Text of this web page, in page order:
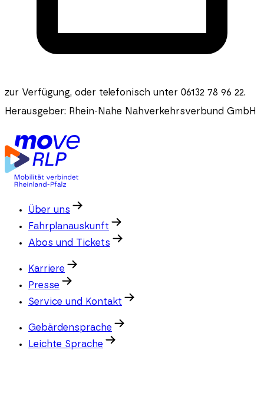
zur Verfügung, oder telefonisch unter 06132 78 96 22.
Herausgeber: Rhein-Nahe Nahverkehrsverbund GmbH
Über uns
Fahrplanauskunft
Abos und Tickets
Karriere
Presse
Service und Kontakt
Gebärdensprache
Leichte Sprache